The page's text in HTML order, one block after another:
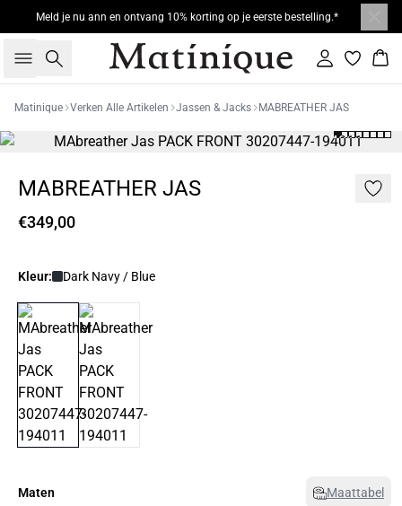
Meld je nu ann en ontvang 10% korting op je eerste bestelling.*
Zoeken Inloggen
Matinique Verken Alle Artikelen Jassen & Jacks MABREATHER JAS
MABREATHER JAS
€349,00
Kleur: Dark Navy / Blue
Maten Maattabel